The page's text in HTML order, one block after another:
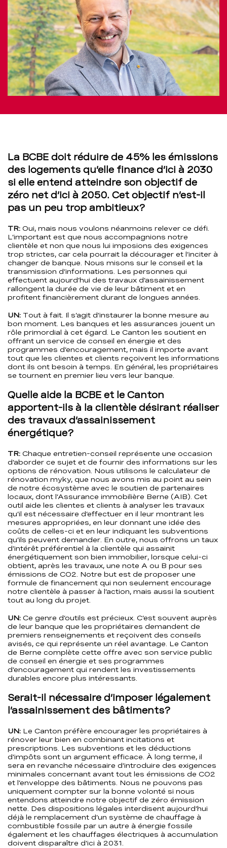
La BCBE doit réduire de 45% les émissions
des logements qu’elle finance d’ici à 2030
si elle entend atteindre son objectif de
zéro net d’ici à 2050. Cet objectif n’est-il
pas un peu trop ambitieux?
TR: Oui, mais nous voulons néanmoins relever ce défi.
L’important est que nous accompagnions notre
clientèle et non que nous lui imposions des exigences
trop strictes, car cela pourrait la décourager et l’inciter à
changer de banque. Nous misons sur le conseil et la
transmission d’informations. Les personnes qui
effectuent aujourd’hui des travaux d’assainissement
rallongent la durée de vie de leur bâtiment et en
profitent financièrement durant de longues années.
UN: Tout à fait. Il s’agit d’instaurer la bonne mesure au
bon moment. Les banques et les assurances jouent un
rôle primordial à cet égard. Le Canton les soutient en
offrant un service de conseil en énergie et des
programmes d’encouragement, mais il importe avant
tout que les clientes et clients reçoivent les informations
dont ils ont besoin à temps. En général, les propriétaires
se tournent en premier lieu vers leur banque.
Quelle aide la BCBE et le Canton
apportent-ils à la clientèle désirant réaliser
des travaux d’assainissement
énergétique?
TR: Chaque entretien-conseil représente une occasion
d’aborder ce sujet et de fournir des informations sur les
options de rénovation. Nous utilisons le calculateur de
rénovation myky, que nous avons mis au point au sein
de notre écosystème avec le soutien de partenaires
locaux, dont l’Assurance immobilière Berne (AIB). Cet
outil aide les clientes et clients à analyser les travaux
qu’il est nécessaire d’effectuer en il leur montrant les
mesures appropriées, en leur donnant une idée des
coûts de celles-ci et en leur indiquant les subventions
qu’ils peuvent demander. En outre, nous offrons un taux
d’intérêt préférentiel à la clientèle qui assainit
énergétiquement son bien immobilier, lorsque celui-ci
obtient, après les travaux, une note A ou B pour ses
émissions de CO2. Notre but est de proposer une
formule de financement qui non seulement encourage
notre clientèle à passer à l’action, mais aussi la soutient
tout au long du projet.
UN: Ce genre d’outils est précieux. C’est souvent auprès
de leur banque que les propriétaires demandent de
premiers renseignements et reçoivent des conseils
avisés, ce qui représente un réel avantage. Le Canton
de Berne complète cette offre avec son service public
de conseil en énergie et ses programmes
d’encouragement qui rendent les investissements
durables encore plus intéressants.
Serait-il nécessaire d’imposer légalement
l’assainissement des bâtiments?
UN: Le Canton préfère encourager les propriétaires à
rénover leur bien en combinant incitations et
prescriptions. Les subventions et les déductions
d’impôts sont un argument efficace. À long terme, il
sera en revanche nécessaire d’introduire des exigences
minimales concernant avant tout les émissions de CO2
et l’enveloppe des bâtiments. Nous ne pouvons pas
uniquement compter sur la bonne volonté si nous
entendons atteindre notre objectif de zéro émission
nette. Des dispositions légales interdisent aujourd’hui
déjà le remplacement d’un système de chauffage à
combustible fossile par un autre à énergie fossile
également et les chauffages électriques à accumulation
doivent disparaître d’ici à 2031.